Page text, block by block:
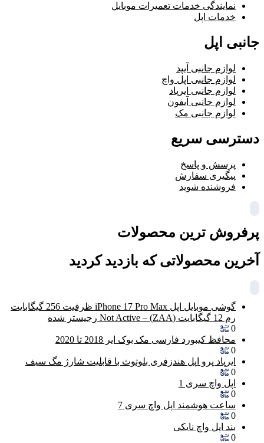
نمایندگی خدمات تعمیرات موبایل
خدمات اپل
جانبی اپل
لوازم جانبی آیپد
لوازم جانبی اپل واچ
لوازم جانبی ایرپاد
لوازم جانبی آیفون
لوازم جانبی مک
دسترسی سریع
پرسش و پاسخ
پیگیری سفارش
فروشنده شوید
پرفروش ترین محصولات
آخرین محصولاتی که بازدید کردید
گوشی موبایل اپل iPhone 17 Pro Max ظرفیت 256 گیگابایت
رم 12 گیگابایت (ZAA) – Not Active رجیستر شده
0
محافظ کیبورد فارسی مک بوک ایر 2018 تا 2020
0
ایرپاد پرو اپل هندزفری بلوتوث با قابلیت شارژ مگ سیف
0
اپل واچ سری 1
0
ساعت هوشمند اپل واچ سری 7
0
بند اپل واچ نایکی
0